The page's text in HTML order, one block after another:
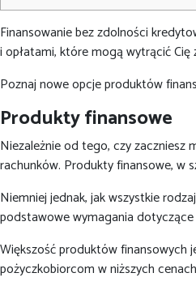
Finansowanie bez zdolności
i opłatami, które mogą wytrącić
Poznaj nowe opcje produktów
Produkty finansowe
Niezależnie od tego, czy zaczniesz
rachunków. Produkty finansowe, w
Niemniej jednak, jak wszystkie
podstawowe wymagania
Większość produktów finansowych
pożyczkobiorcom w niższych